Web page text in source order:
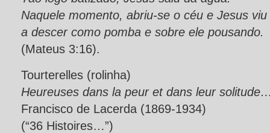
Naquele momento, abriu-se o céu e Jesus
a descer como pomba e sobre ele pousando.
(Mateus 3:16).
Tourterelles (rolinha)
Heureuses dans la peur et dans leur
Francisco de Lacerda (1869-1934)
(“36 Histoires…”)